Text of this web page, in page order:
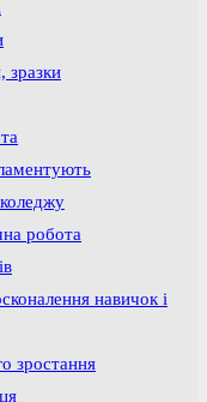
зразки
робота
навичок і
зростання